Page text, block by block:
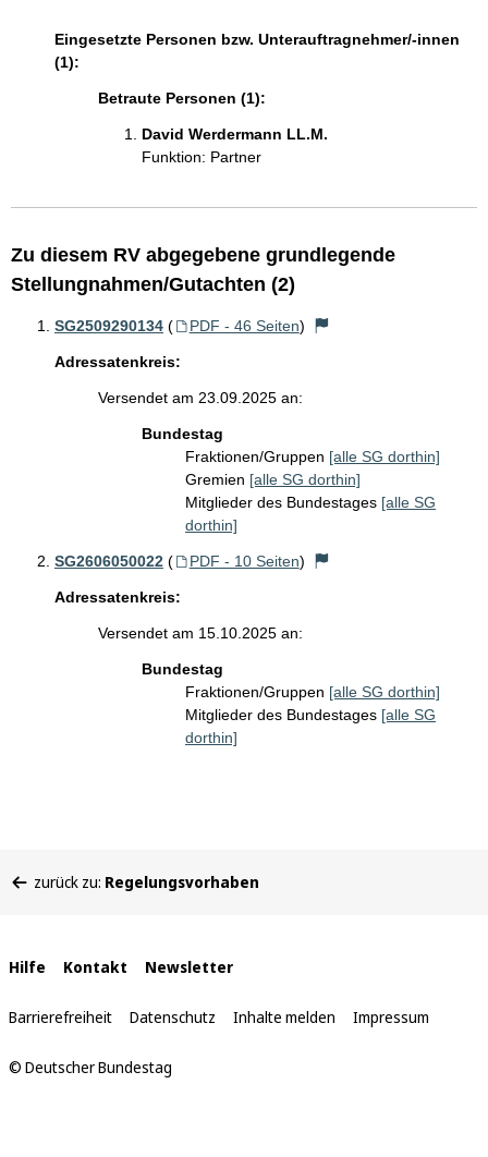
Eingesetzte Personen bzw. Unterauftragnehmer/-innen
(1):
Betraute Personen (1):
David Werdermann LL.M.
Funktion: Partner
Zu diesem RV abgegebene grundlegende
Stellungnahmen/Gutachten (2)
SG2509290134 ( PDF - 46 Seiten)
Adressatenkreis:
Versendet am 23.09.2025 an:
Bundestag
Fraktionen/Gruppen [alle SG dorthin]
Gremien [alle SG dorthin]
Mitglieder des Bundestages [alle SG
dorthin]
SG2606050022 ( PDF - 10 Seiten)
Adressatenkreis:
Versendet am 15.10.2025 an:
Bundestag
Fraktionen/Gruppen [alle SG dorthin]
Mitglieder des Bundestages [alle SG
dorthin]
befinden
zurück zu: Regelungsvorhaben
Interne
Links
Hilfe Kontakt Newsletter
Barrierefreiheit Datenschutz Inhalte melden Impressum
© Deutscher Bundestag